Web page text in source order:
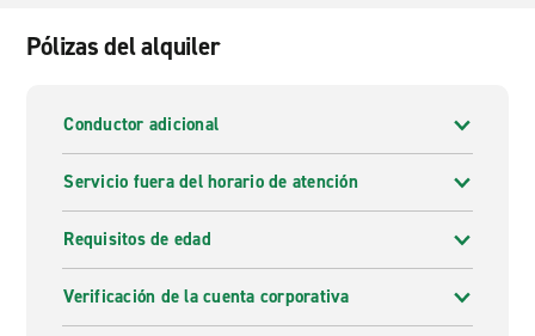
Pólizas del alquiler
Conductor adicional
Servicio fuera del horario de atención
Requisitos de edad
Verificación de la cuenta corporativa